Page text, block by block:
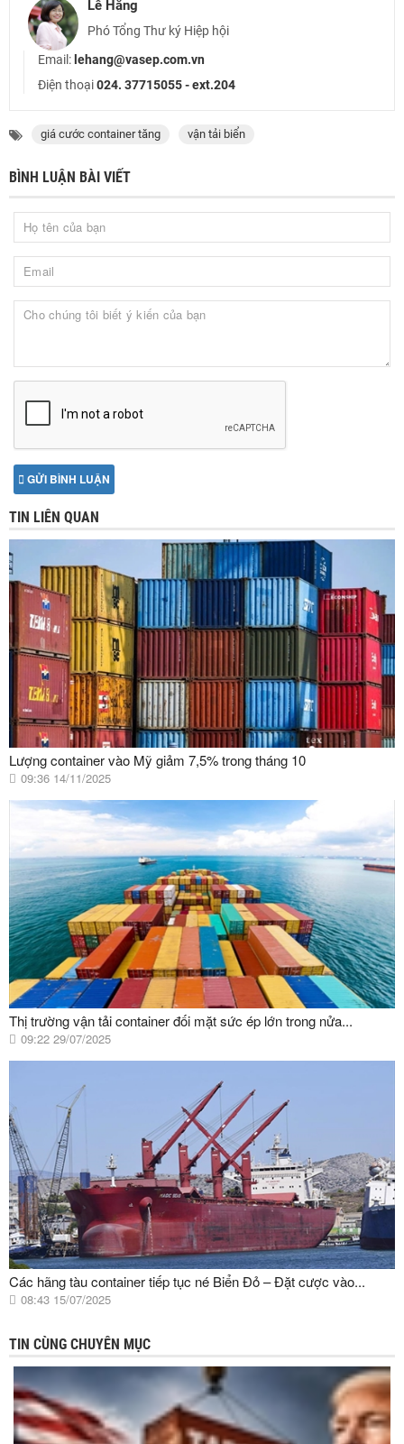
Lê Hằng
Phó Tổng Thư ký Hiệp hội
Email: lehang@vasep.com.vn
Điện thoại024. 37715055 - ext.204
giá cước container tăng vận tải biển
BÌNH LUẬN BÀI VIẾT
GỬI BÌNH LUẬN
TIN LIÊN QUAN
Lượng container vào Mỹ giảm 7,5% trong tháng 10
09:36 14/11/2025
Thị trường vận tải container đối mặt sức ép lớn trong nửa...
09:22 29/07/2025
Các hãng tàu container tiếp tục né Biển Đỏ – Đặt cược vào...
08:43 15/07/2025
TIN CÙNG CHUYÊN MỤC